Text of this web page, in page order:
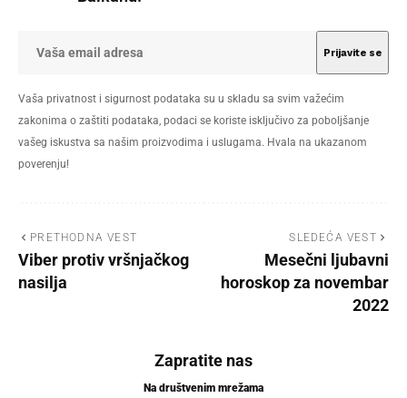
Vaša privatnost i sigurnost podataka su u skladu sa svim važećim
zakonima o zaštiti podataka, podaci se koriste isključivo za poboljšanje
vašeg iskustva sa našim proizvodima i uslugama. Hvala na ukazanom
poverenju!
PRETHODNA VEST
Viber protiv vršnjačkog
nasilja
SLEDEĆA VEST
Mesečni ljubavni
horoskop za novembar
2022
Zapratite nas
Na društvenim mrežama